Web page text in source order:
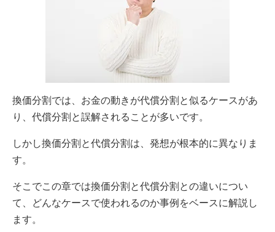
換価分割では、お金の動きが代償分割と似るケースがあ
り、代償分割と誤解されることが多いです。
しかし換価分割と代償分割は、発想が根本的に異なりま
す。
そこでこの章では換価分割と代償分割との違いについ
て、どんなケースで使われるのか事例をベースに解説し
ます。